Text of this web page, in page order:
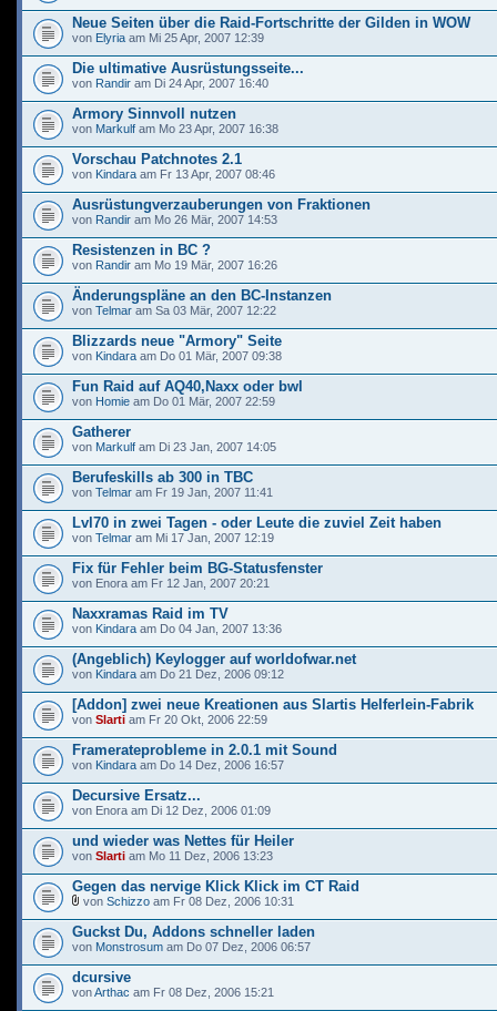
Neue Seiten über die Raid-Fortschritte der Gilden in WOW
von Elyria am Mi 25 Apr, 2007 12:39
Die ultimative Ausrüstungsseite...
von Randir am Di 24 Apr, 2007 16:40
Armory Sinnvoll nutzen
von Markulf am Mo 23 Apr, 2007 16:38
Vorschau Patchnotes 2.1
von Kindara am Fr 13 Apr, 2007 08:46
Ausrüstungverzauberungen von Fraktionen
von Randir am Mo 26 Mär, 2007 14:53
Resistenzen in BC ?
von Randir am Mo 19 Mär, 2007 16:26
Änderungspläne an den BC-Instanzen
von Telmar am Sa 03 Mär, 2007 12:22
Blizzards neue "Armory" Seite
von Kindara am Do 01 Mär, 2007 09:38
Fun Raid auf AQ40,Naxx oder bwl
von Homie am Do 01 Mär, 2007 22:59
Gatherer
von Markulf am Di 23 Jan, 2007 14:05
Berufeskills ab 300 in TBC
von Telmar am Fr 19 Jan, 2007 11:41
Lvl70 in zwei Tagen - oder Leute die zuviel Zeit haben
von Telmar am Mi 17 Jan, 2007 12:19
Fix für Fehler beim BG-Statusfenster
von Enora am Fr 12 Jan, 2007 20:21
Naxxramas Raid im TV
von Kindara am Do 04 Jan, 2007 13:36
(Angeblich) Keylogger auf worldofwar.net
von Kindara am Do 21 Dez, 2006 09:12
[Addon] zwei neue Kreationen aus Slartis Helferlein-Fabrik
von Slarti am Fr 20 Okt, 2006 22:59
Framerateprobleme in 2.0.1 mit Sound
von Kindara am Do 14 Dez, 2006 16:57
Decursive Ersatz...
von Enora am Di 12 Dez, 2006 01:09
und wieder was Nettes für Heiler
von Slarti am Mo 11 Dez, 2006 13:23
Gegen das nervige Klick Klick im CT Raid
von Schizzo am Fr 08 Dez, 2006 10:31
Guckst Du, Addons schneller laden
von Monstrosum am Do 07 Dez, 2006 06:57
dcursive
vonArthac am Fr 08 Dez, 2006 15:21